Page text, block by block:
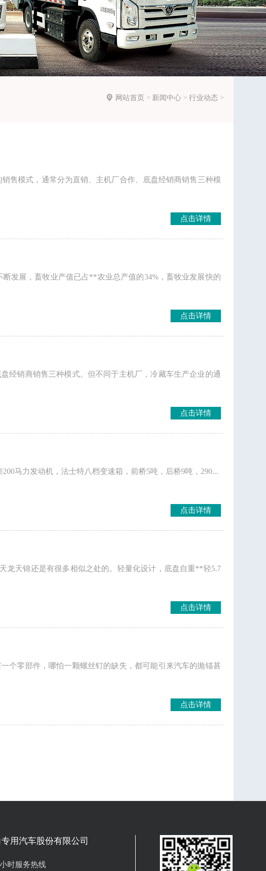
 网站首页 > 新闻中心> 行业动态 >
售模式，通常分为直销、主机厂合作、底盘经销商销售三种模
点击详情
发展，畜牧业产值已占**农业总产值的34%，畜牧业发展快的
点击详情
经销商销售三种模式。但不同于主机厂，冷藏车生产企业的通
点击详情
马力发动机，法士特八档变速箱，前桥5吨，后桥9吨，290...
点击详情
龙天锦还是有很多相似之处的。轻量化设计，底盘自重**轻5.7
点击详情
个零部件，哪怕一颗螺丝钉的缺失，都可能引来汽车的抛锚甚
点击详情
用汽车股份有限公司
时服务热线